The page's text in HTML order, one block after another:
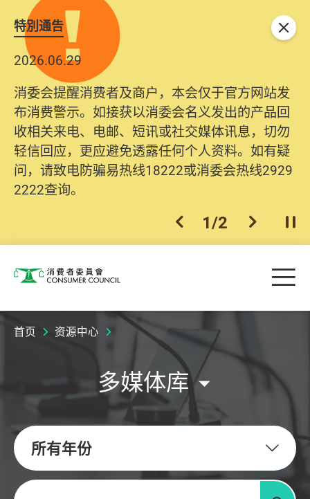
特別通告
2026.06.29
消委会提醒消费者及商户，本会仅于官方网站发
布消费警示。如接获以消委会名义发出的产品回
收相关来电、电邮、短讯或社交媒体讯息，切勿
轻信回应，更应避免透露任何个人资料。如有疑
问，请致电防骗易热线18222或消委会热线2929
2222查询。
上一个
1/2 下一个开
关闭
消费者委员会 目
首页 资源中心
多媒体库
所有年份
关键字